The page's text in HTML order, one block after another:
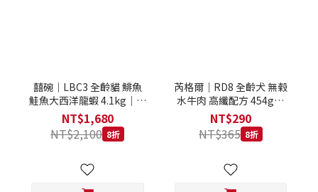
囍碗｜LBC3 全齡貓 鯡魚
鮭魚大西洋龍蝦 4.1kg｜加
拿大 Loveabowl 天然無穀
糧 4.1公斤 成貓 無穀貓飼
料
NT$1,680
NT$2,100 8折
芮格爾｜RD8 全齡犬 無榖
水牛肉 高纖配方 454g｜
REGAL 天然犬糧 狗飼料
NT$290
NT$365 8折